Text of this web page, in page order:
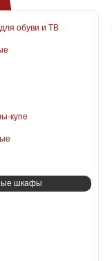
обуви и ТВ
купе
шкафы